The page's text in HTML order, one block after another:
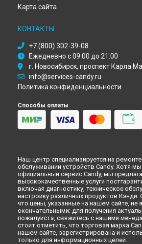
Ремонт кухонной плиты CGG 6721 SHX
Ремонт кухонной плиты CGG 6721 SHX
Ремонт кухонной плиты CGG 6721 SHX
Новокузнецке
Ремонт кухонной плиты CGG 6721 SHX
Ремонт кухонной плиты CGG 6721 SHX
Ремонт кухонной плиты CGG 6721 SHX
Челнах
Карта сайта
КОНТАКТЫ
+7 (800) 302-39-08
Ежедневно с 09:00 до 21:00
г. Новосибирск, проспект Карла
info@services-candy.ru
Политика конфиденциальности
Способы оплаты
Наш центр специализируется на
обслуживании устройств Candy. Хотя
официальный сервис Candy, мы
высококачественные услуги
включая диагностику, техническое
настройку различных продуктов Кэнди.
что цены, указанные на нашем сайте, не
окончательными; для получения
пожалуйста, свяжитесь с нашими
стоит отметить, что торговая марка
нашем сайте, зарегистрирована и
только для информационных целей.